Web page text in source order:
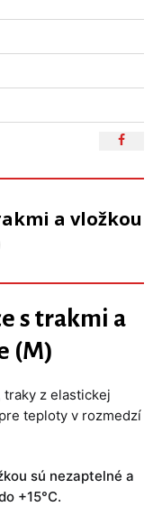
a vložkou
s trakmi a
(M)
z elastickej
teploty v rozmedzí
sú nezaptelné a
+15°C.